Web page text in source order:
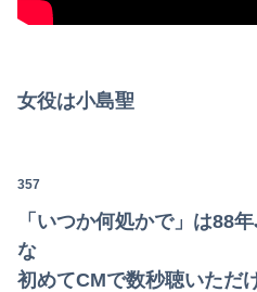
女役は小島聖
357
「いつか何処かで」は88
な
初めてCMで数秒聴いただ